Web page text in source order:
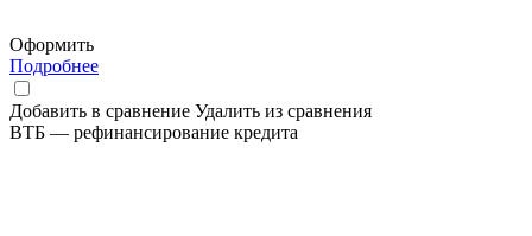
Оформить
Подробнее
Добавить в сравнение Удалить из сравнения
ВТБ — рефинансирование кредита